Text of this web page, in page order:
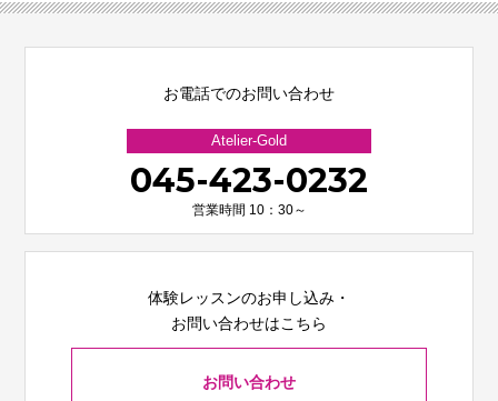
お電話でのお問い合わせ
Atelier-Gold
045-423-0232
営業時間 10：30～
体験レッスンのお申し込み・
お問い合わせはこちら
お問い合わせ